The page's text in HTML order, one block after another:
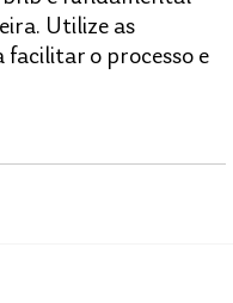
Utilize as
o processo e